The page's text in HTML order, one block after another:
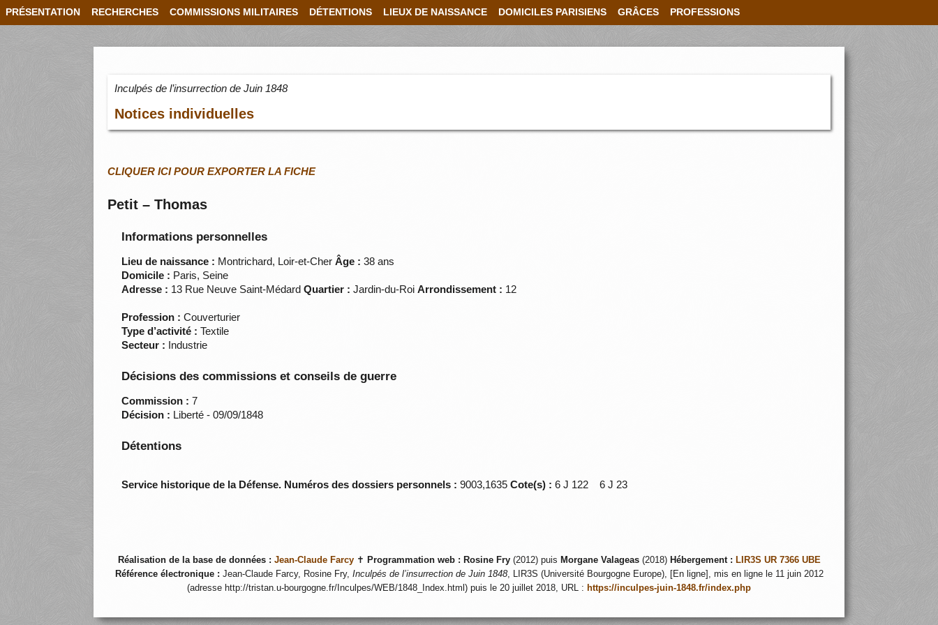
PRÉSENTATION RECHERCHES COMMISSIONS MILITAIRES DÉTENTIONS LIEUX DE NAISSANCE DOMICILES PARISIENS GRÂCES PROFESSIONS
Inculpés de l’insurrection de Juin 1848
Notices individuelles
CLIQUER ICI POUR EXPORTER LA FICHE
Petit – Thomas
Informations personnelles
Lieu de naissance : Montrichard, Loir-et-Cher Âge : 38 ans
Domicile : Paris, Seine
Adresse : 13 Rue Neuve Saint-MédardQuartier : Jardin-du-RoiArrondissement : 12
Profession : Couverturier
Type d’activité : Textile
Secteur : Industrie
Décisions des commissions et conseils de guerre
Commission : 7
Décision : Liberté - 09/09/1848
Détentions
Service historique de la Défense. Numéros des dossiers personnels :9003,1635Cote(s) : 6 J 122 6 J 23
Réalisation de la base de données : Jean-Claude Farcy✝ Programmation web : Rosine Fry(2012) puis Morgane Valageas(2018) Hébergement : LIR3S UR 7366 UBE
Référence électronique : Jean-Claude Farcy, Rosine Fry, Inculpés de l’insurrection de Juin 1848, LIR3S (Université Bourgogne Europe), [En ligne], mis en ligne le 11 juin 2012
(adresse http://tristan.u-bourgogne.fr/Inculpes/WEB/1848_Index.html) puis le 20 juillet 2018, URL : https://inculpes-juin-1848.fr/index.php